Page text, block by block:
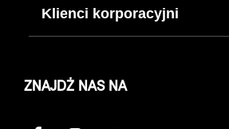
Klienci korporacyjni
ZNAJDŹ NAS NA